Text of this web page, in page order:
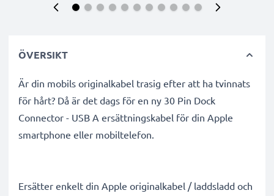
ÖVERSIKT
Är din mobils originalkabel trasig efter att ha tvinnats
för hårt? Då är det dags för en ny 30 Pin Dock
Connector - USB A ersättningskabel för din Apple
smartphone eller mobiltelefon.
Ersätter enkelt din Apple originalkabel / laddsladd och